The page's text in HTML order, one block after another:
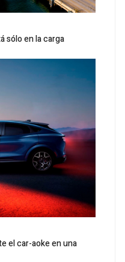
sólo en la carga
el car-aoke en una